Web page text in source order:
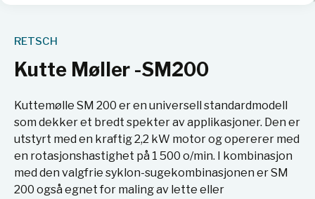
RETSCH
Kutte Møller -SM200
Kuttemølle SM 200 er en universell standardmodell
som dekker et bredt spekter av applikasjoner. Den er
utstyrt med en kraftig 2,2 kW motor og opererer med
en rotasjonshastighet på 1 500 o/min. I kombinasjon
med den valgfrie syklon-sugekombinasjonen er SM
200 også egnet for maling av lette eller